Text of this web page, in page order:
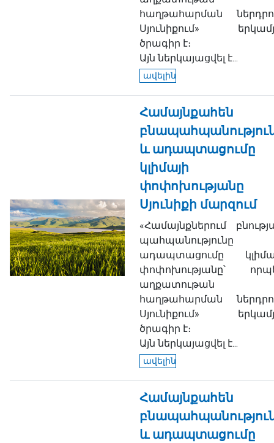
հաղթահարման
Սյունիքում»
ծրագիր է։
Այն ներկայացվել է...
ավելին
Համայնքահեն
և ադապտացումը
կլիմայի
փոփոխությանը
Սյունիքի մարզում
«Համայնքներում
պահպանությունը
ադապտացումը
փոփոխությանը՝
աղքատութան
հաղթահարման
Սյունիքում»
ծրագիր է։
Այն ներկայացվել է...
ավելին
Համայնքահեն
և ադապտացումը